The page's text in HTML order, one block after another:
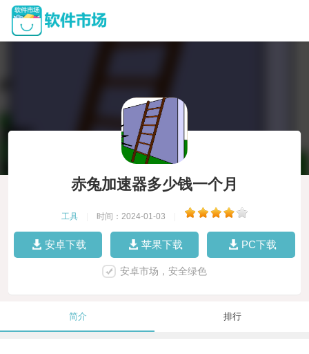
赤兔加速器多少钱一个月
工具 时间：2024-01-03
安卓下载 苹果下载 PC下载
安卓市场，安全绿色
简介 排行